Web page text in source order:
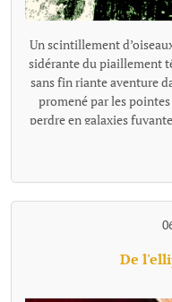
Un scintillement
sidérante du piaillement
sans fin riante aventure
promené par les
perdre en galaxies
dans la prolixité d’une
dans un pétillement
De